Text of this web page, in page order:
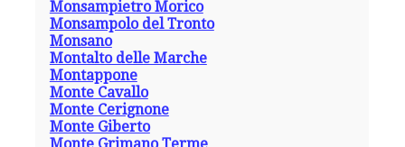
Monsampietro Morico
Monsampolo del Tronto
Monsano
Montalto delle Marche
Montappone
Monte Cavallo
Monte Cerignone
Monte Giberto